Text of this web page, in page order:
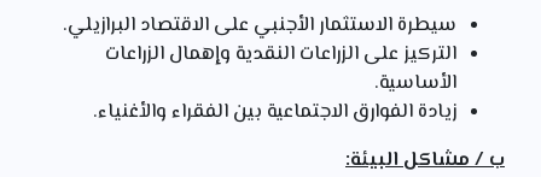
سيطرة الاستثمار الأجنبي على الاقتصاد البرازيلي.
التركيز على الزراعات النقدية وإهمال الزراعات
الأساسية.
زيادة الفوارق الاجتماعية بين الفقراء والأغنياء.
ب / مشاكل البيئة: